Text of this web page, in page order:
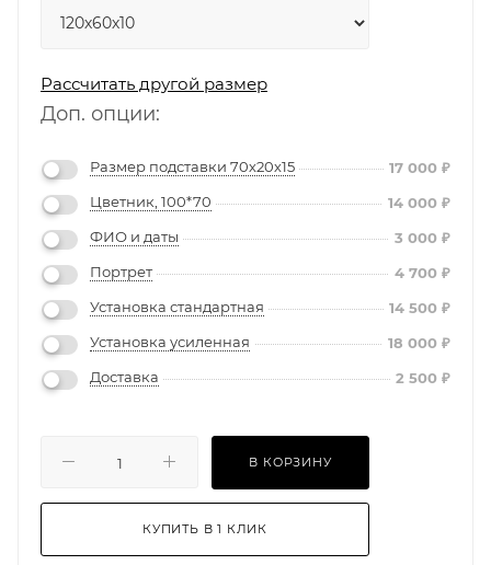
Рассчитать другой размер
Доп. опции:
Размер подставки 70х20х15 17 000 ₽
Цветник, 100*70
14 000 ₽
ФИО и даты
3 000 ₽
Портрет
4 700 ₽
Установка стандартная
14 500 ₽
Установка усиленная
18 000 ₽
Доставка
2 500 ₽
В КОРЗИНУ
КУПИТЬ В 1 КЛИК